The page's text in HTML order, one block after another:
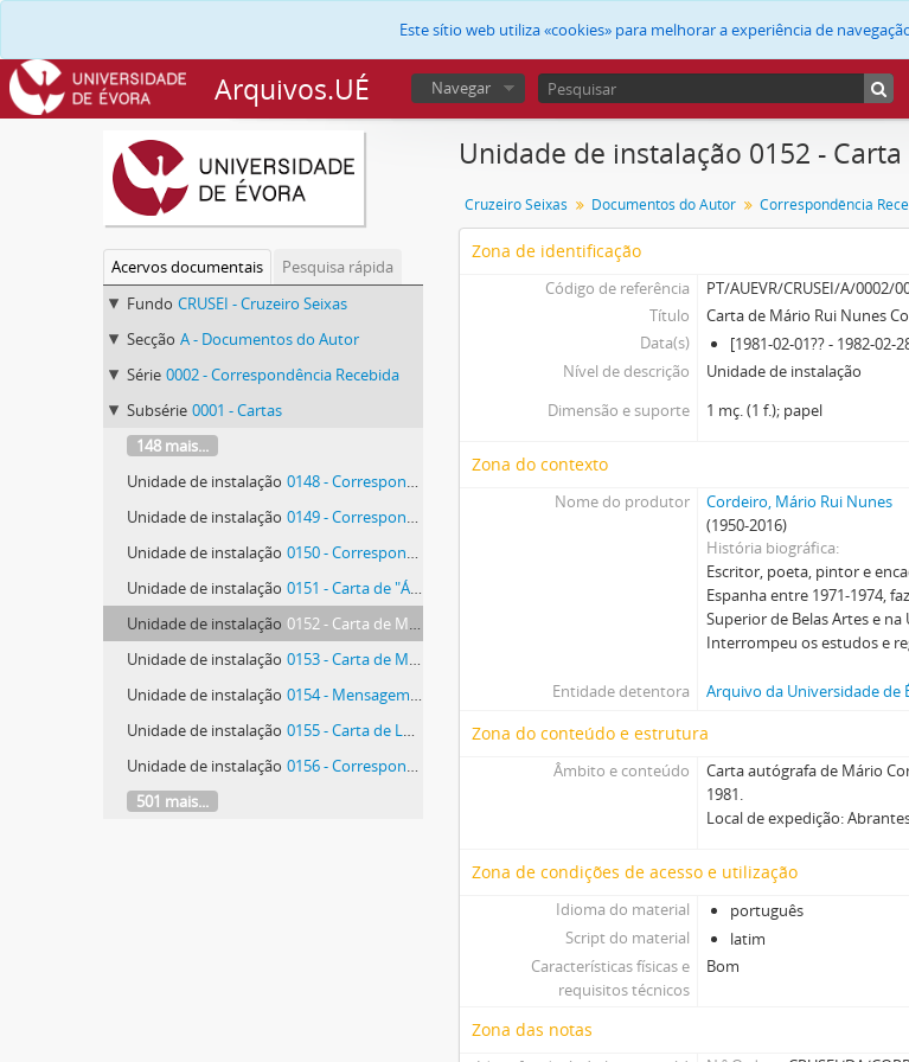
Este sítio web utiliza «cookies» para melhorar a experiência de
Arquivos.UÉ Navegar
Acervos documentais
Pesquisa rápida
Fundo CRUSEI - Cruzeiro Seixas
Secção A - Documentos do Autor
Série 0002 - Correspondência Recebida
Subsérie 0001 - Cartas
148 mais...
Unidade de instalação 0148 - Correspondência da Companhia Nacional de Bailado
Unidade de instalação 0149 - Correspondência da Companhia Nacional de Bailado
Unidade de instalação 0150 - Correspondência da Companhia Nacional de Bailado
Unidade de instalação 0151 - Carta de "Árvore - Cooperativa de Actividades Artísticas, S.C.A.R.L."
Unidade de instalação 0152 - Carta de Mário Rui Nunes Cordeiro
Unidade de instalação 0153 - Carta de Maria Aldina da Costa Neves Forte
Unidade de instalação 0154 - Mensagem de Carlos Eurico [da Costa]
Unidade de instalação 0155 - Carta de Luís Alves da Costa
Unidade de instalação 0156 - Correspondência de Paulo Fonseca da Costa e Ana
501 mais...
Unidade de instalação 0152 -
Cruzeiro Seixas Documentos do Autor Correspondência
Zona de identificação
Código de referência
PT/AUEVR/CRUSEI/A/0002/
Título
Carta de Mário Rui Nunes
Data(s)
[1981-02-01?? - 1982-02-
Nível de descrição
Unidade de instalação
Dimensão e suporte
1 mç. (1 f.); papel
Zona do contexto
Nome do produtor
Cordeiro, Mário Rui Nunes
(1950-2016)
História biográfica
Escritor, poeta, pintor e
Espanha entre 1971-1974,
Superior de Belas Artes e
Interrompeu os estudos e
Entidade detentora Arquivo da Universidade de
Zona do conteúdo e estrutura
Âmbito e conteúdo
Carta autógrafa de Mário
1981.
Local de expedição:
Zona de condições de acesso e utilização
Idioma do material
português
Script do material
latim
Características físicas e
requisitos técnicos
Bom
Zona das notas